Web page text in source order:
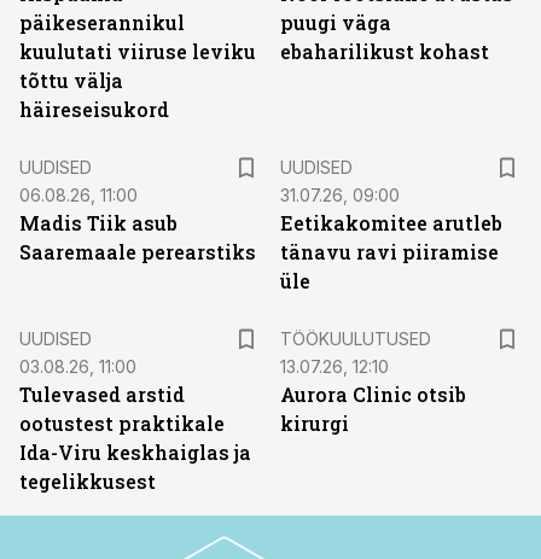
päikeserannikul
kuulutati viiruse leviku
tõttu välja
häireseisukord
puugi väga
ebaharilikust kohast
UUDISED
06.08.26, 11:00
Madis Tiik asub
Saaremaale perearstiks
UUDISED
31.07.26, 09:00
Eetikakomitee arutleb
tänavu ravi piiramise
üle
UUDISED
03.08.26, 11:00
Tulevased arstid
ootustest praktikale
Ida-Viru keskhaiglas ja
tegelikkusest
TÖÖKUULUTUSED
13.07.26, 12:10
Aurora Clinic otsib
kirurgi